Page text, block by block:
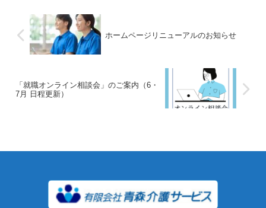
ホームページリニューアルのお知らせ
「就職オンライン相談会」のご案内（6・
7月 日程更新）